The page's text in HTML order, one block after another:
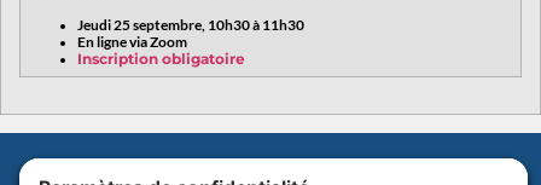
Jeudi 25 septembre, 10h30 à 11h30
En ligne via Zoom
Inscription obligatoire